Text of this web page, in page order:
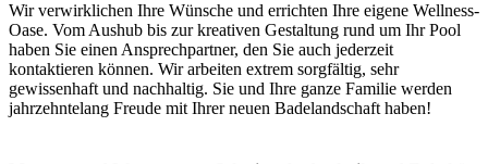
Wir verwirklichen Ihre Wünsche und errichten Ihre eigene Wellness-
Oase. Vom Aushub bis zur kreativen Gestaltung rund um Ihr Pool
haben Sie einen Ansprechpartner, den Sie auch jederzeit
kontaktieren können. Wir arbeiten extrem sorgfältig, sehr
gewissenhaft und nachhaltig. Sie und Ihre ganze Familie werden
jahrzehntelang Freude mit Ihrer neuen Badelandschaft haben!